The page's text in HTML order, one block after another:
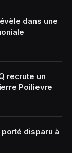
dans une
recrute un
Poilievre
porté disparu à